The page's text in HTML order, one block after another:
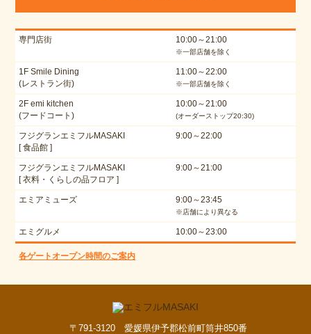
専門店街 10:00～21:00
※一部店舗を除く
1F Smile Dining
(レストラン街)
11:00～22:00
※一部店舗を除く
2F emi kitchen
(フードコート)
10:00～21:00
(オーダーストップ20:30)
フジグランエミフルMASAKI
[ 食品館 ]
9:00～22:00
フジグランエミフルMASAKI
[ 衣料・くらしの品フロア ]
9:00～21:00
エミアミューズ 9:00～23:45
※店舗により異なる
エミグルメ 10:00～23:00
各ゲートオープン時間のご案内
〒791-3120 愛媛県伊予郡松前町筒井850番